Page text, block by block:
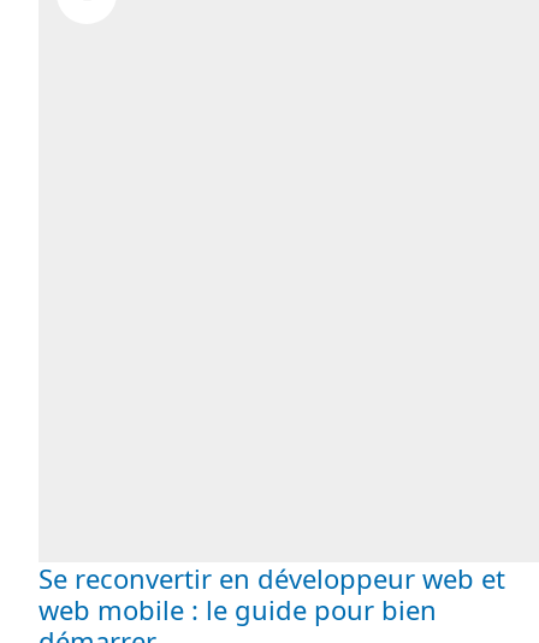
Se reconvertir en développeur web et
web mobile : le guide pour bien